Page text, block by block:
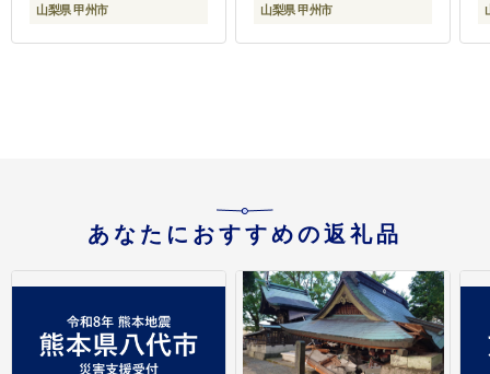
山梨県 甲州市 山梨県 甲州市
あなたにおすすめの返礼品